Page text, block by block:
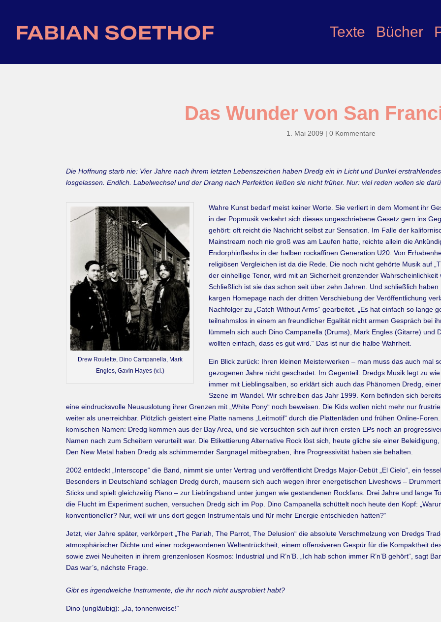
Texte Bücher
Das Wunder von San
1. Mai 2009 | 0 Kommentare
Die Hoffnung starb nie: Vier Jahre nach ihrem letzten Lebenszeichen haben Dredg ein in Licht und Dunkel
losgelassen. Endlich. Labelwechsel und der Drang nach Perfektion ließen sie nicht früher. Nur: viel reden wollen sie
Drew Roulette, Dino Campanella, Mark
Engles, Gavin Hayes (v.l.)
Wahre Kunst bedarf meist keiner Worte. Sie verliert in dem Moment ihr
in der Popmusik verkehrt sich dieses ungeschriebene Gesetz gern ins
gehört: oft reicht die Nachricht selbst zur Sensation. Im Falle der
Mainstream noch nie groß was am Laufen hatte, reichte allein die
Endorphinflashs in der halben rockaffinen Generation U20. Von
religiösen Vergleichen ist da die Rede. Die noch nicht gehörte Musik auf
der einhellige Tenor, wird mit an Sicherheit grenzender
Schließlich ist sie das schon seit über zehn Jahren. Und schließlich
kargen Homepage nach der dritten Verschiebung der Veröffentlichung
Nachfolger zu „Catch Without Arms“ gearbeitet. „Es hat einfach so lange
teilnahmslos in einem an freundlicher Egalität nicht armen Gespräch bei
lümmeln sich auch Dino Campanella (Drums), Mark Engles (Gitarre) und
wollten einfach, dass es gut wird.“ Das ist nur die halbe Wahrheit.
Ein Blick zurück: Ihren kleinen Meisterwerken – man muss das auch mal
gezogenen Jahre nicht geschadet. Im Gegenteil: Dredgs Musik legt zu
immer mit Lieblingsalben, so erklärt sich auch das Phänomen Dredg,
Szene im Wandel. Wir schreiben das Jahr 1999. Korn befinden sich
eine eindrucksvolle Neuauslotung ihrer Grenzen mit „White Pony“ noch beweisen. Die Kids wollen nicht mehr nur
weiter als unerreichbar. Plötzlich geistert eine Platte namens „Leitmotif“ durch die Plattenläden und frühen Online-
komischen Namen: Dredg kommen aus der Bay Area, und sie versuchten sich auf ihren ersten EPs noch an
Namen nach zum Scheitern verurteilt war. Die Etikettierung Alternative Rock löst sich, heute gliche sie einer
Den New Metal haben Dredg als schimmernder Sargnagel mitbegraben, ihre Progressivität haben sie behalten.
2002 entdeckt „Interscope“ die Band, nimmt sie unter Vertrag und veröffentlicht Dredgs Major-Debüt „El Cielo“, ein
Besonders in Deutschland schlagen Dredg durch, mausern sich auch wegen ihrer energetischen Liveshows –
Sticks und spielt gleichzeitig Piano – zur Lieblingsband unter jungen wie gestandenen Rockfans. Drei Jahre und lange
die Flucht im Experiment suchen, versuchen Dredg sich im Pop. Dino Campanella schüttelt noch heute den Kopf:
konventioneller? Nur, weil wir uns dort gegen Instrumentals und für mehr Energie entschieden hatten?“
Jetzt, vier Jahre später, verkörpert „The Pariah, The Parrot, The Delusion“ die absolute Verschmelzung von Dredgs
atmosphärischer Dichte und einer rockgewordenen Weltentrücktheit, einem offensiveren Gespür für die Kompaktheit
sowie zwei Neuheiten in ihrem grenzenlosen Kosmos: Industrial und R’n’B. „Ich hab schon immer R’n’B gehört“, sagt
Das war’s, nächste Frage.
Gibt es irgendwelche Instrumente, die ihr noch nicht ausprobiert habt?
Dino (ungläubig): „Ja, tonnenweise!“